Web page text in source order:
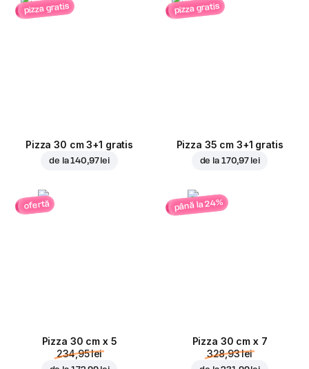
pizza gratis
Pizza 30 cm 3+1 gratis
de la140,97 lei
pizza gratis
Pizza 35 cm 3+1 gratis
de la 170,97 lei
ofertă
Pizza 30 cm x 5
234,95 lei
până la 24%
Pizza 30 cm x 7
328,93 lei